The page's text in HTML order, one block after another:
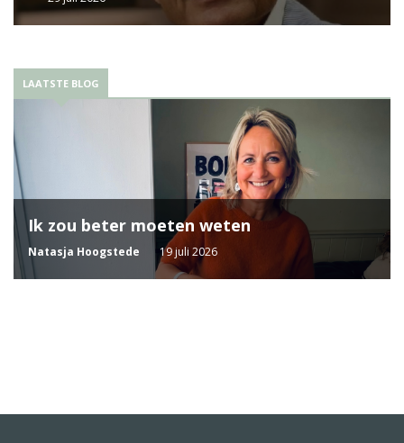
LAATSTE BLOG
Ik zou beter moeten weten
Natasja Hoogstede 19 juli 2026